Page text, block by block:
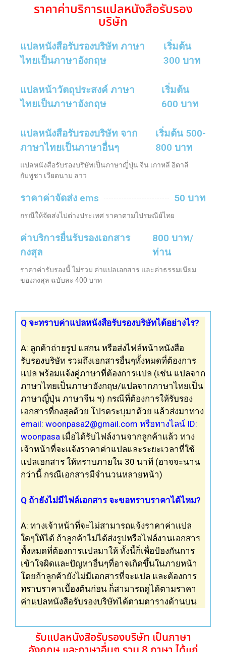
ราคาค่าบริการแปลหนังสือรับรอง
บริษัท
แปลหนังสือรับรองบริษัท ภาษา
ไทยเป็นภาษาอังกฤษ
เริ่มต้น
300 บาท
แปลหน้าวัตถุประสงค์ ภาษา
ไทยเป็นภาษาอังกฤษ
เริ่มต้น
600 บาท
แปลหนังสือรับรองบริษัท จาก
ภาษาไทยเป็นภาษาอื่นๆ
เริ่มต้น 500-
800 บาท
แปลหนังสือรับรองบริษัทเป็นภาษาญี่ปุ่น จีน เกาหลี อิตาลี
กัมพูชา เวียดนาม ลาว
ราคาค่าจัดส่ง ems 50 บาท
กรณีให้จัดส่งไปต่างประเทศ ราคาตามไปรษณีย์ไทย
ค่าบริการยื่นรับรองเอกสาร
กงสุล
800 บาท/
ท่าน
ราคาค่ารับรองนี้ ไม่รวม ค่าแปลเอกสาร และค่าธรรมเนียม
ของกงสุล ฉบับละ 400 บาท
Q จะทราบค่าแปลหนังสือรับรองบริษัทได้อย่างไร?
A: ลูกค้าถ่ายรูป แสกน หรือส่งไฟล์หน้าหนังสือ
รับรองบริษัท รวมถึงเอกสารอื่นๆทั้งหมดที่ต้องการ
แปล พร้อมแจ้งคู่ภาษาที่ต้องการแปล (เช่น แปลจาก
ภาษาไทยเป็นภาษาอังกฤษ/แปลจากภาษาไทยเป็น
ภาษาญี่ปุ่น ภาษาจีน ฯ) กรณีที่ต้องการให้รับรอง
เอกสารที่กงสุลด้วย โปรดระบุมาด้วย แล้วส่งมาทาง
email: woonpasa2@gmail.com หรือทางไลน์ ID:
woonpasa เมื่อได้รับไฟล์งานจากลูกค้าแล้ว ทาง
เจ้าหน้าที่จะแจ้งราคาค่าแปลและระยะเวลาที่ใช้
แปลเอกสาร ให้ทราบภายใน 30 นาที (อาจจะนาน
กว่านี้ กรณีเอกสารมีจำนวนหลายหน้า)
Q ถ้ายังไม่มีไฟล์เอกสาร จะขอทราบราคาได้ไหม?
A: ทางเจ้าหน้าที่จะไม่สามารถแจ้งราคาค่าแปล
ใดๆให้ได้ ถ้าลูกค้าไม่ได้ส่งรูปหรือไฟล์งานเอกสาร
ทั้งหมดที่ต้องการแปลมาให้ ทั้งนี้ก็เพื่อป้องกันการ
เข้าใจผิดและปัญหาอื่นๆที่อาจเกิดขึ้นในภายหน้า
โดยถ้าลูกค้ายังไม่มีเอกสารที่จะแปล และต้องการ
ทราบราคาเบื้องต้นก่อน ก็สามารถดูได้ตามราคา
ค่าแปลหนังสือรับรองบริษัทได้ตามตารางด้านบน
รับแปลหนังสือรับรองบริษัท เป็นภาษา